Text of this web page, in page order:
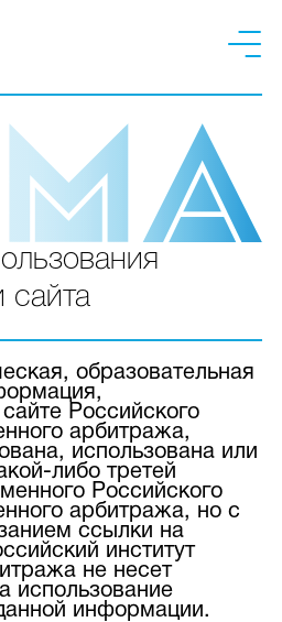
сайта
образовательная
Российского
арбитража,
использована или
либо третей
Российского
арбитража, но с
ссылки на
институт
не несет
использование
информации.